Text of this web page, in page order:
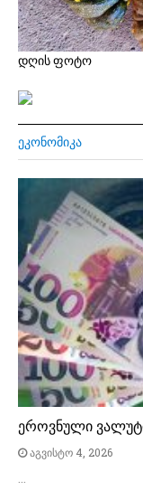
დღის ფოტო
ᲔᲙᲝᲜᲝᲛᲘᲙᲐ
ეროვნული
აგვისტო 4, 2026
…